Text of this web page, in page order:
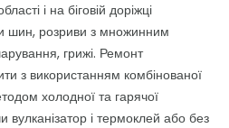
і на біговій доріжці
шин, розриви з множинним
грижі. Ремонт
з використанням комбінованої
холодної та гарячої
вулканізатор і термоклей або без